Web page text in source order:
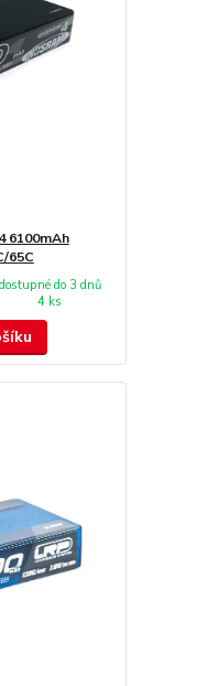
6100mAh
65C
dostupné do 3 dnů
4 ks